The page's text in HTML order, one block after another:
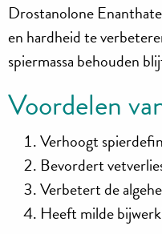
Drostanolone
en hardheid te
spiermassa behouden
Voordelen
Verhoogt
Bevordert
Verbetert de
Heeft milde